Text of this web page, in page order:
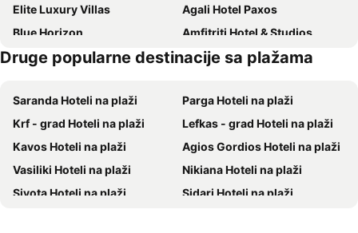
Elite Luxury Villas
Agali Hotel Paxos
Blue Horizon
Amfitriti Hotel & Studios
Torri e Merli
Sappho Hotel
Theodoras House Overlooking Valtos
Druge popularne destinacije sa plažama
Saranda Hoteli na plaži
Parga Hoteli na plaži
Krf - grad Hoteli na plaži
Lefkas - grad Hoteli na plaži
Kavos Hoteli na plaži
Agios Gordios Hoteli na plaži
Vasiliki Hoteli na plaži
Nikiana Hoteli na plaži
Sivota Hoteli na plaži
Sidari Hoteli na plaži